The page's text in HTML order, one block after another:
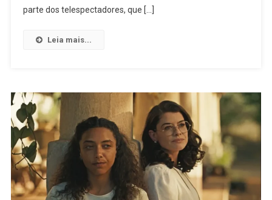
Representatividade
parte dos telespectadores, que […]
Leia mais...